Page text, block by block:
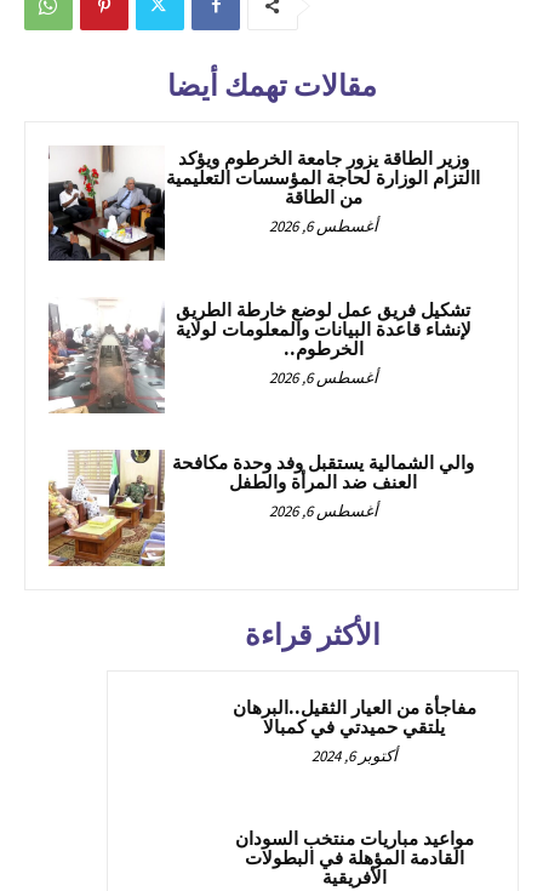
مقالات تهمك أيضا
وزير الطاقة يزور جامعة الخرطوم ويؤكد
االتزام الوزارة لحاجة المؤسسات التعليمية
من الطاقة
أغسطس 6, 2026
تشكيل فريق عمل لوضع خارطة الطريق
لإنشاء قاعدة البيانات والمعلومات لولاية
الخرطوم..
أغسطس 6, 2026
والي الشمالية يستقبل وفد وحدة مكافحة
العنف ضد المرأة والطفل
أغسطس 6, 2026
الأكثر قراءة
مفاجأة من العيار الثقيل..البرهان
يلتقي حميدتي في كمبالا
أكتوبر 6, 2024
مواعيد مباريات منتخب السودان
القادمة المؤهلة في البطولات
الأفريقية